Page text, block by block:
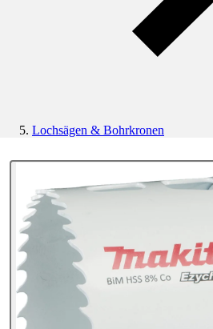
Lochsägen & Bohrkronen